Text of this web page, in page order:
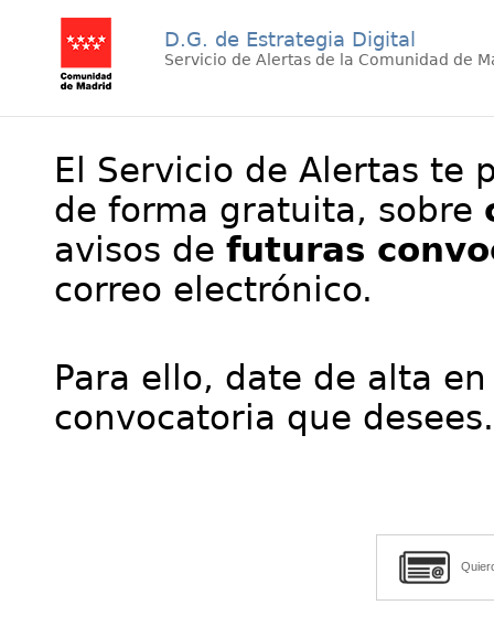
D.G. de Estrategia Digital
Servicio de Alertas de la Comunidad de
El Servicio de Alertas te
de forma gratuita, sobre
avisos de futuras
correo electrónico.
Para ello, date de alta
convocatoria que desees.